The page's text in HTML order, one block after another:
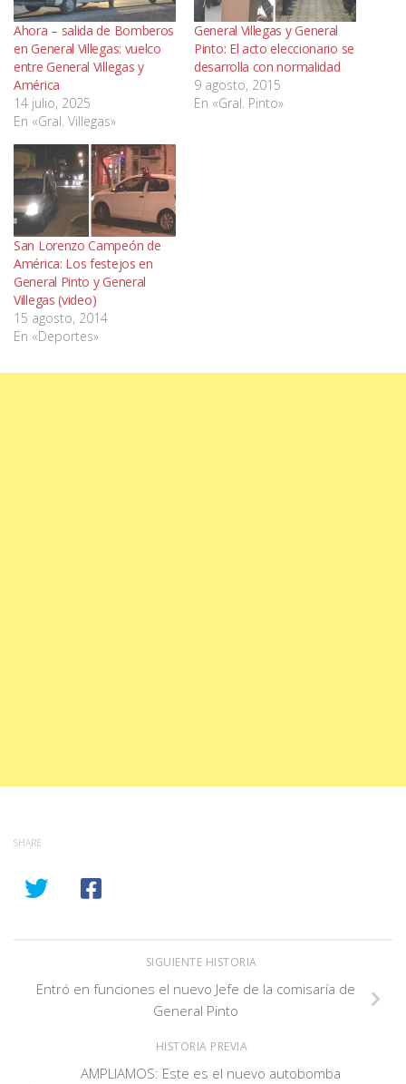
Ahora – salida de Bomberos
en General Villegas: vuelco
entre General Villegas y
América
14 julio, 2025
En «Gral. Villegas»
General Villegas y General
Pinto: El acto eleccionario se
desarrolla con normalidad
9 agosto, 2015
En «Gral. Pinto»
San Lorenzo Campeón de
América: Los festejos en
General Pinto y General
Villegas (video)
15 agosto, 2014
En «Deportes»
SHARE
SIGUIENTE HISTORIA
Entró en funciones el nuevo Jefe de la comisaría de
General Pinto
HISTORIA PREVIA
AMPLIAMOS: Este es el nuevo autobomba